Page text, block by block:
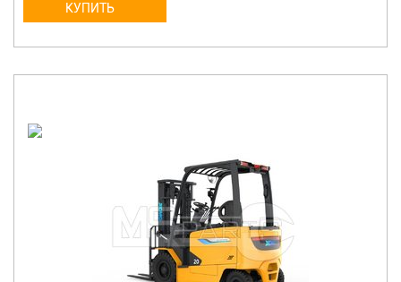
КУПИТЬ